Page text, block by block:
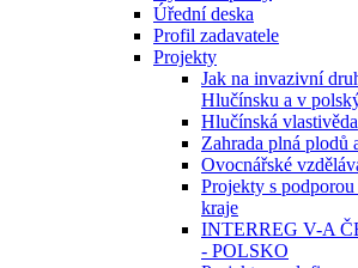
Úřední deska
Profil zadavatele
Projekty
Jak na invazivní
Hlučínsku a v
Hlučínská vlastivěda
Zahrada plná plodů
Ovocnářské
Projekty s
kraje
INTERREG V-A
- POLSKO